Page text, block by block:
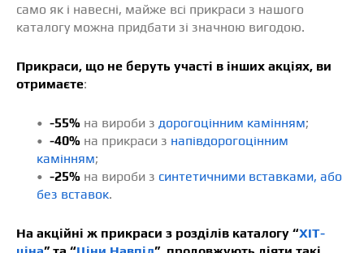
само як і навесні, майже всі прикраси з нашого
каталогу можна придбати зі значною вигодою.
Прикраси, що не беруть участі в інших акціях, ви
отримаєте:
• -55% на вироби з дорогоцінним камінням;
• -40% на прикраси з напівдорогоцінним
камінням;
• -25% на вироби з синтетичними вставками, або
без вставок.
На акційні ж прикраси з розділів каталогу “ХІТ-